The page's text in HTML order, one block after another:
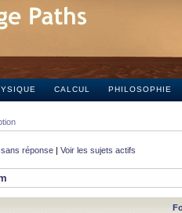
CALCUL PHILOSOPHIE
réponse | Voir les sujets actifs